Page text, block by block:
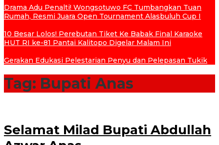
Drama Adu Penalti! Wongsotuwo FC Tumbangkan Tuan
Rumah, Resmi Juara Open Tournament Alasbuluh Cup I
10 Besar Lolos! Perebutan Tiket Ke Babak Final Karaoke
HUT RI ke-81 Pantai Kalitopo Digelar Malam Ini
Gerakan Edukasi Pelestarian Penyu dan Pelepasan Tukik
Tag: Bupati Anas
Selamat Milad Bupati Abdullah